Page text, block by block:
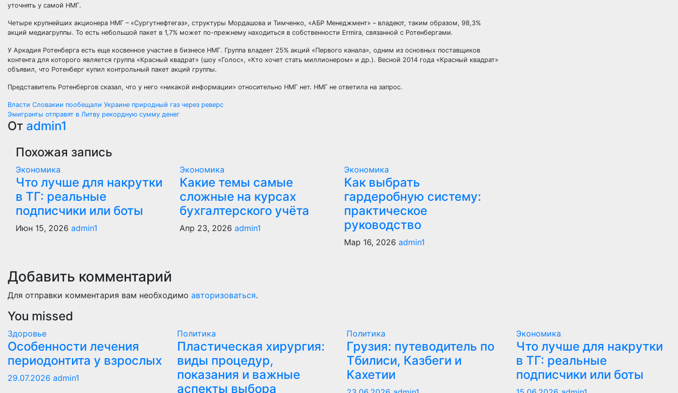
уточнять у самой НМГ.
Четыре крупнейших акционера НМГ – «Сургутнефтегаз», структуры Мордашова и Тимченко, «АБР Менеджмент» – владеют, таким образом, 98,3%
акций медиагруппы. То есть небольшой пакет в 1,7% может по-прежнему находиться в собственности Ermira, связанной с Ротенбергами.
У Аркадия Ротенберга есть еще косвенное участие в бизнесе НМГ. Группа владеет 25% акций «Первого канала», одним из основных поставщиков
контента для которого является группа «Красный квадрат» (шоу «Голос», «Кто хочет стать миллионером» и др.). Весной 2014 года «Красный квадрат»
объявил, что Ротенберг купил контрольный пакет акций группы.
Представитель Ротенбергов сказал, что у него «никакой информации» относительно НМГ нет. НМГ не ответила на запрос.
Навигация
по
записям
Власти Словакии пообещали Украине природный газ через реверс
Эмигранты отправят в Литву рекордную сумму денег
От admin1
Похожая запись
Экономика
Что лучше для накрутки
в ТГ: реальные
подписчики или боты
Июн 15, 2026 admin1
Экономика
Какие темы самые
сложные на курсах
бухгалтерского учёта
Апр 23, 2026admin1
Экономика
Как выбрать
гардеробную систему:
практическое
руководство
Мар 16, 2026 admin1
Добавить комментарий
Для отправки комментария вам необходимо авторизоваться.
You missed
Здоровье
Особенности лечения
периодонтита у взрослых
29.07.2026 admin1
Политика
Пластическая хирургия:
виды процедур,
показания и важные
аспекты выбора
Политика
Грузия: путеводитель по
Тбилиси, Казбеги и
Кахетии
Экономика
Что лучше для накрутки
в ТГ: реальные
подписчики или боты